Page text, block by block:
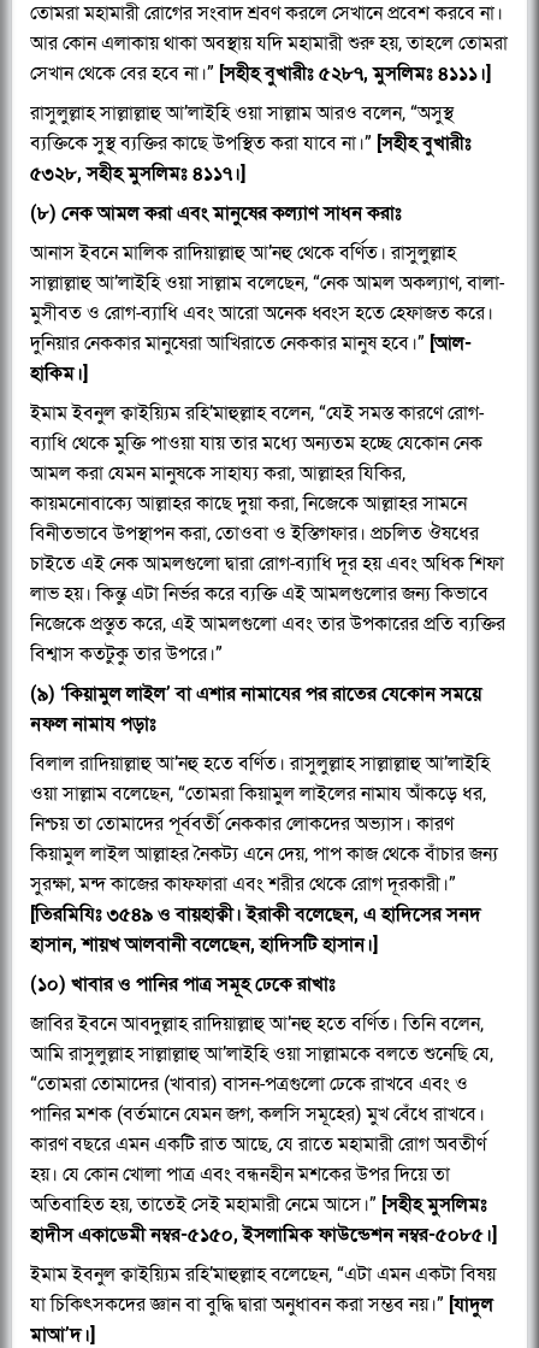
তোমরা মহামারী রোগের সংবাদ শ্রবণ করলে সেখানে প্রবেশ করবে না।
আর কোন এলাকায় থাকা অবস্থায় যদি মহামারী শুরু হয়, তাহলে তোমরা
সেখান থেকে বের হবে না।” [সহীহ বুখারীঃ ৫২৮৭, মুসলিমঃ ৪১১১।]
রাসুলুল্লাহ সাল্লাল্লাহু আ’লাইহি ওয়া সাল্লাম আরও বলেন, “অসুস্থ
ব্যক্তিকে সুস্থ ব্যক্তির কাছে উপস্থিত করা যাবে না।” [সহীহ বুখারীঃ
৫৩২৮, সহীহ মুসলিমঃ ৪১১৭।]
(৮) নেক আমল করা এবং মানুষের কল্যাণ সাধন করাঃ
আনাস ইবনে মালিক রাদিয়াল্লাহু আ’নহু থেকে বর্ণিত। রাসুলুল্লাহ
সাল্লাল্লাহু আ’লাইহি ওয়া সাল্লাম বলেছেন, “নেক আমল অকল্যাণ, বালা-
মুসীবত ও রোগ-ব্যাধি এবং আরো অনেক ধ্বংস হতে হেফাজত করে।
দুনিয়ার নেককার মানুষেরা আখিরাতে নেককার মানুষ হবে।” [আল-
হাকিম।]
ইমাম ইবনুল ক্বাইয়্যিম রহি’মাহুল্লাহ বলেন, “যেই সমস্ত কারণে রোগ-
ব্যাধি থেকে মুক্তি পাওয়া যায় তার মধ্যে অন্যতম হচ্ছে যেকোন নেক
আমল করা যেমন মানুষকে সাহায্য করা, আল্লাহর যিকির,
কায়মনোবাক্যে আল্লাহর কাছে দুয়া করা, নিজেকে আল্লাহর সামনে
বিনীতভাবে উপস্থাপন করা, তোওবা ও ইস্তিগফার। প্রচলিত ঔষধের
চাইতে এই নেক আমলগুলো দ্বারা রোগ-ব্যাধি দূর হয় এবং অধিক শিফা
লাভ হয়। কিন্তু এটা নির্ভর করে ব্যক্তি এই আমলগুলোর জন্য কিভাবে
নিজেকে প্রস্তুত করে, এই আমলগুলো এবং তার উপকারের প্রতি ব্যক্তির
বিশ্বাস কতটুকু তার উপরে।”
(৯) ‘কিয়ামুল লাইল’ বা এশার নামাযের পর রাতের যেকোন সময়ে
নফল নামায পড়াঃ
বিলাল রাদিয়াল্লাহু আ’নহু হতে বর্ণিত। রাসুলুল্লাহ সাল্লাল্লাহু আ’লাইহি
ওয়া সাল্লাম বলেছেন, “তোমরা কিয়ামুল লাইলের নামায আঁকড়ে ধর,
নিশ্চয় তা তোমাদের পূর্ববর্তী নেককার লোকদের অভ্যাস। কারণ
কিয়ামুল লাইল আল্লাহর নৈকট্য এনে দেয়, পাপ কাজ থেকে বাঁচার জন্য
সুরক্ষা, মন্দ কাজের কাফফারা এবং শরীর থেকে রোগ দূরকারী।”
[তিরমিযিঃ ৩৫৪৯ ও বায়হাক্বী। ইরাকী বলেছেন, এ হাদিসের সনদ
হাসান, শায়খ আলবানী বলেছেন, হাদিসটি হাসান।]
(১০) খাবার ও পানির পাত্র সমূহ ঢেকে রাখাঃ
জাবির ইবনে আবদুল্লাহ রাদিয়াল্লাহু আ’নহু হতে বর্ণিত। তিনি বলেন,
আমি রাসুলুল্লাহ সাল্লাল্লাহু আ’লাইহি ওয়া সাল্লামকে বলতে শুনেছি যে,
“তোমরা তোমাদের (খাবার) বাসন-পত্রগুলো ঢেকে রাখবে এবং ও
পানির মশক (বর্তমানে যেমন জগ, কলসি সমূহের) মুখ বেঁধে রাখবে।
কারণ বছরে এমন একটি রাত আছে, যে রাতে মহামারী রোগ অবতীর্ণ
হয়। যে কোন খোলা পাত্র এবং বন্ধনহীন মশকের উপর দিয়ে তা
অতিবাহিত হয়, তাতেই সেই মহামারী নেমে আসে।” [সহীহ মুসলিমঃ
হাদীস একাডেমী নম্বর-৫১৫০, ইসলামিক ফাউন্ডেশন নম্বর-৫০৮৫।]
ইমাম ইবনুল ক্বাইয়্যিম রহি’মাহুল্লাহ বলেছেন, “এটা এমন একটা বিষয়
যা চিকিৎসকদের জ্ঞান বা বুদ্ধি দ্বারা অনুধাবন করা সম্ভব নয়।” [যাদুল
মাআ’দ।]